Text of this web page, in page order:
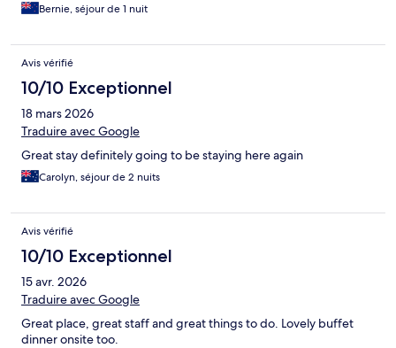
Bernie, séjour de 1 nuit
Avis vérifié
10/10 Exceptionnel
18 mars 2026
Traduire avec Google
Great stay definitely going to be staying here again
Carolyn, séjour de 2 nuits
Avis vérifié
10/10 Exceptionnel
15 avr. 2026
Traduire avec Google
Great place, great staff and great things to do. Lovely buffet
dinner onsite too.